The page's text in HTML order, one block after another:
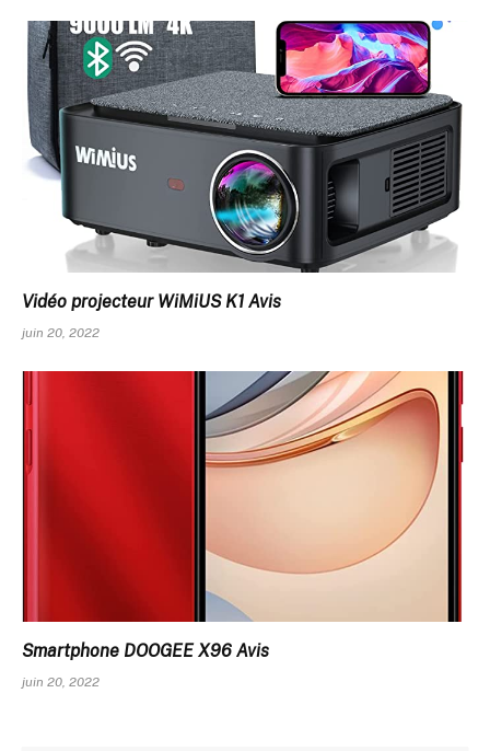
Vidéo projecteur WiMiUS K1 Avis
juin 20, 2022
Smartphone DOOGEE X96 Avis
juin 20, 2022